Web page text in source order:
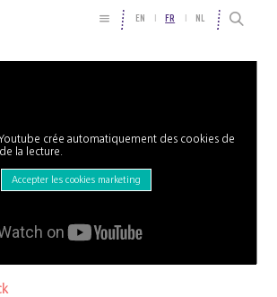
EN FR NL
crée automatiquement des cookies de
la lecture.
Accepter les cookies marketing